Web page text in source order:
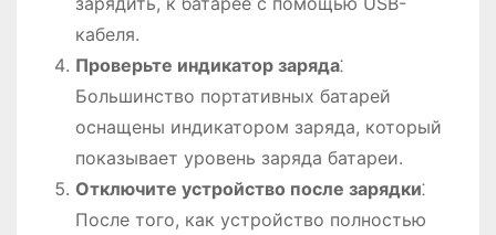
кабеля.
Проверьте индикатор заряда⁚
Большинство портативных батарей
оснащены индикатором заряда, который
показывает уровень заряда батареи.
Отключите устройство после зарядки⁚
После того, как устройство полностью